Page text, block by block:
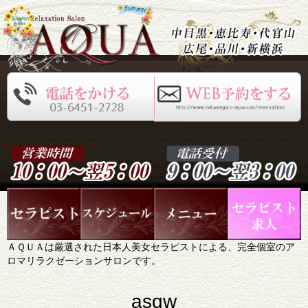
ＡＱＵＡは厳選された日本人美女セラピストによる、完全個室のア
ロマリラクゼーションサロンです。
asqw